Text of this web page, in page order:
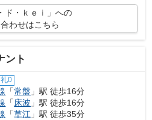
ド・ｋｅｉ」への
わせはこちら
ント
礼0
「常盤 」駅 徒歩16分
「床波 」駅 徒歩16分
「草江 」駅 徒歩35分